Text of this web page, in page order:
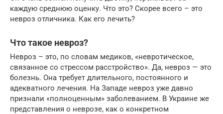
каждую среднюю оценку. Что это? Скорее всего – это
невроз отличника. Как его лечить?
Что такое невроз?
Невроз – это, по словам медиков, «невротическое,
связанное со стрессом расстройство». Да, невроз — это
болезнь. Она требует длительного, постоянного и
адекватного лечения. На Западе невроз уже давно
признали «полноценным» заболеванием. В Украине же
представления о неврозе, как о конкретном